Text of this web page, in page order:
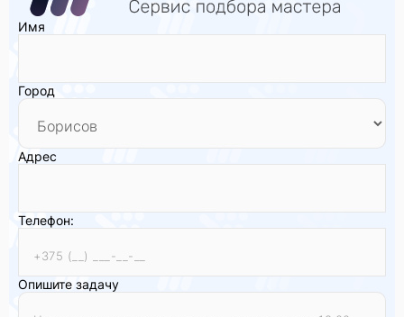
Имя
Город
Адрес
Телефон:
Опишите задачу